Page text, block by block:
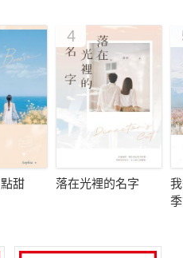
甜
4
落在光裡的名字